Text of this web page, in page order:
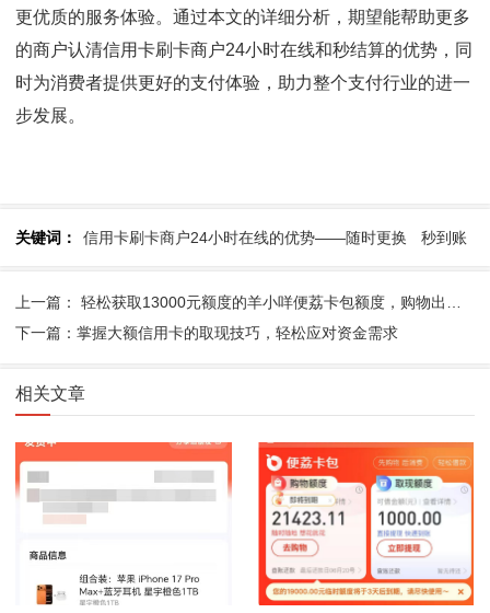
更优质的服务体验。通过本文的详细分析，期望能帮助更多
的商户认清信用卡刷卡商户24小时在线和秒结算的优势，同
时为消费者提供更好的支付体验，助力整个支付行业的进一
步发展。
关键词： 信用卡刷卡商户24小时在线的优势——随时更换 秒到账
下一篇：掌握大额信用卡的取现技巧，轻松应对资金需求
相关文章